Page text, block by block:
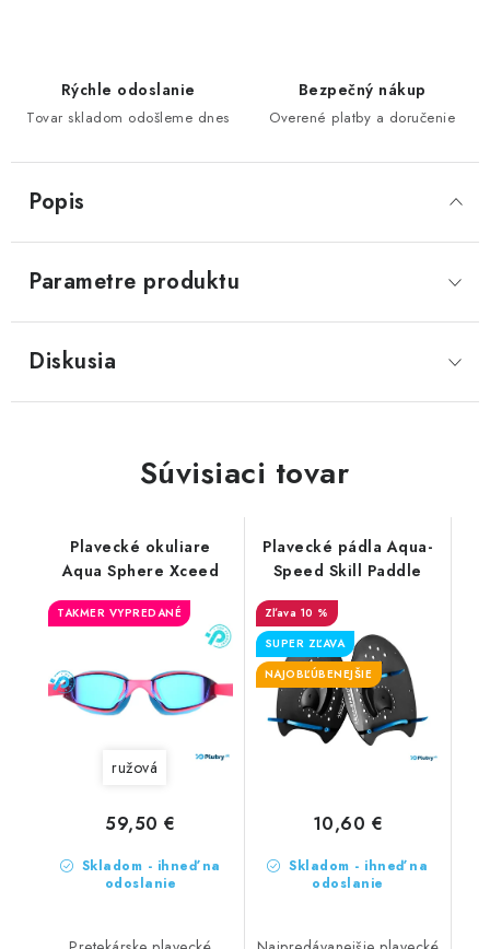
Rýchle odoslanie
Tovar skladom odošleme dnes
Bezpečný nákup
Overené platby a doručenie
Popis
Parametre produktu
Diskusia
Súvisiaci tovar
Plavecké okuliare
Aqua Sphere Xceed
TAKMER VYPREDANÉ
ružová
Skladom - ihneď na
odoslanie
59,50 €
Plavecké pádla Aqua-
Speed Skill Paddle
10 %
SUPER ZĽAVA
NAJOBĽÚBENEJŠIE
Skladom - ihneď na
odoslanie
10,60 €